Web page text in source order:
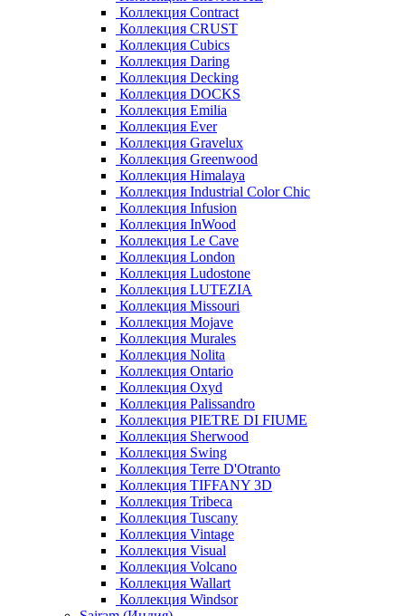
Коллекция Contract
Коллекция CRUST
Коллекция Cubics
Коллекция Daring
Коллекция Decking
Коллекция DOCKS
Коллекция Emilia
Коллекция Ever
Коллекция Gravelux
Коллекция Greenwood
Коллекция Himalaya
Коллекция Industrial Color Chic
Коллекция Infusion
Коллекция InWood
Коллекция Le Cave
Коллекция London
Коллекция Ludostone
Коллекция LUTEZIA
Коллекция Missouri
Коллекция Mojave
Коллекция Murales
Коллекция Nolita
Коллекция Ontario
Коллекция Oxyd
Коллекция Palissandro
Коллекция PIETRE DI FIUME
Коллекция Sherwood
Коллекция Swing
Коллекция Terre D'Otranto
Коллекция TIFFANY 3D
Коллекция Tribeca
Коллекция Tuscany
Коллекция Vintage
Коллекция Visual
Коллекция Volcano
Коллекция Wallart
Коллекция Windsor